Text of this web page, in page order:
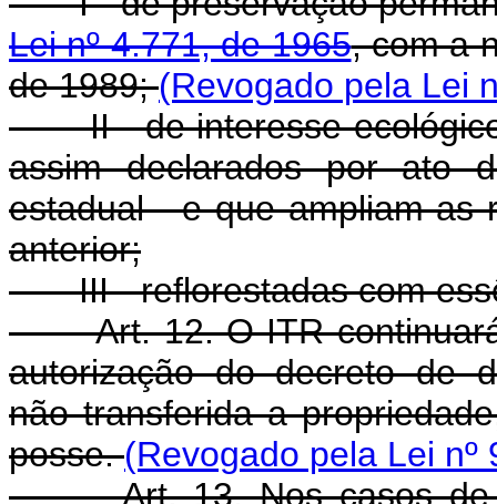
Lei nº 4.771, de 1965, com a
de 1989;(Revogado pela Lei
II - de interesse ecológico
assim declarados por ato
estadual - e que ampliam as
anterior;
III - reflorestadas com
Art. 12. O ITR continuará
autorização do decreto de
não transferida a
posse.(Revogado pela Lei
Art. 13. Nos casos de